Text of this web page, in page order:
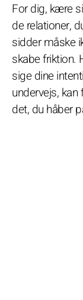
For dig, kære
de relationer,
sidder måske
skabe friktion.
sige dine
undervejs,
det, du håber